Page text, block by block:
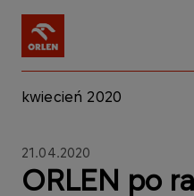
kwiecień 2020
21.04.2020
ORLEN po